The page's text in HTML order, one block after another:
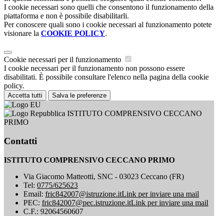
I cookie necessari sono quelli che consentono il funzionamento della
piattaforma e non è possibile disabilitarli.
Per conoscere quali sono i cookie necessari al funzionamento potete
visionare la COOKIE POLICY.
Cookie necessari per il funzionamento
I cookie necessari per il funzionamento non possono essere
disabilitati. È possibile consultare l'elenco nella pagina della cookie
policy.
Accetta tutti Salva le preferenze
ISTITUTO COMPRENSIVO CECCANO
PRIMO
Contatti
ISTITUTO COMPRENSIVO CECCANO PRIMO
Via Giacomo Matteotti, SNC - 03023 Ceccano (FR)
Tel: 0775/625623
Email: fric842007@istruzione.itLink per inviare una mail
PEC: fric842007@pec.istruzione.itLink per inviare una mail
C.F.: 92064560607